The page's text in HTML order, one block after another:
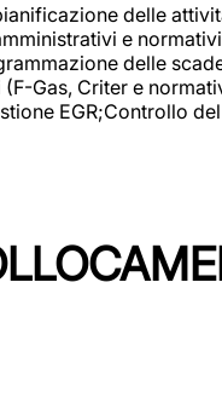
delle
e
delle
Gas, Criter e
EGR;Controllo